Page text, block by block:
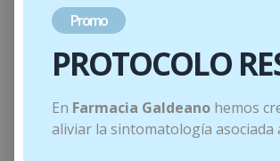
Promo
PROTOCOLO
En Farmacia Galdeano hemos
aliviar la sintomatología asociada